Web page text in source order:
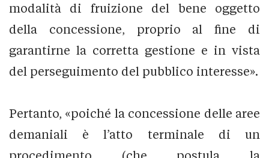
modalità di fruizione del bene oggetto
della concessione, proprio al fine di
garantirne la corretta gestione e in vista
del perseguimento del pubblico interesse».
Pertanto, «poiché la concessione delle aree
demaniali è l’atto terminale di un
procedimento (che postula la